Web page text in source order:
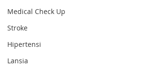
Medical Check Up
Stroke
Hipertensi
Lansia